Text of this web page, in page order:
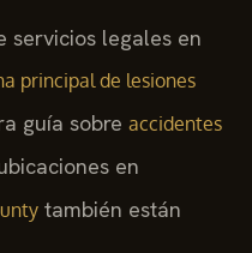
servicios legales en
principal de lesiones
guía sobre accidentes
en
también están